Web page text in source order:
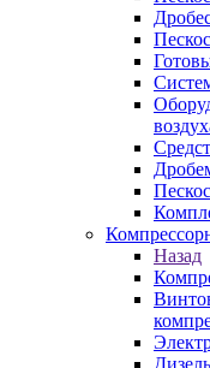
Назад